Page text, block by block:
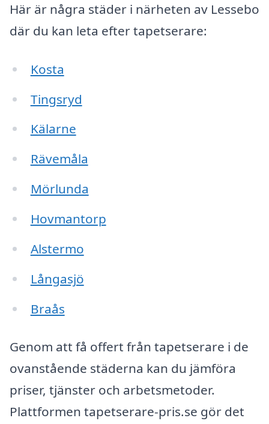
Här är några städer i närheten av Lessebo
där du kan leta efter tapetserare:
Kosta
Tingsryd
Kälarne
Rävemåla
Mörlunda
Hovmantorp
Alstermo
Långasjö
Braås
Genom att få offert från tapetserare i de
ovanstående städerna kan du jämföra
priser, tjänster och arbetsmetoder.
Plattformen tapetserare-pris.se gör det